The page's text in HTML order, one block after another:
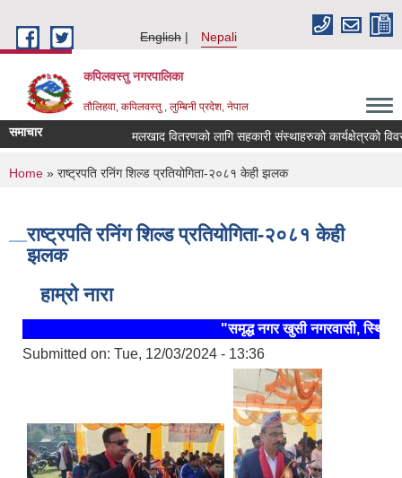
English
Nepali
कपिलवस्तु नगरपालिका
तौलिहवा, कपिलवस्तु , लुम्बिनी प्रदेश, नेपाल
समाचार मलखाद वितरणको लागि सहकारी संस्थाहरुको कार्यक्षेत्रको विवरण ।
You are here
Home » राष्ट्रपति रनिंग शिल्ड प्रतियोगिता-२०८१ केही झलक
राष्ट्रपति रनिंग शिल्ड प्रतियोगिता-२०८१ केही
झलक
हाम्रो नारा
"समृद्ध नगर खुसी नगरवासी, स्थिर र
Submitted on: Tue, 12/03/2024 - 13:36